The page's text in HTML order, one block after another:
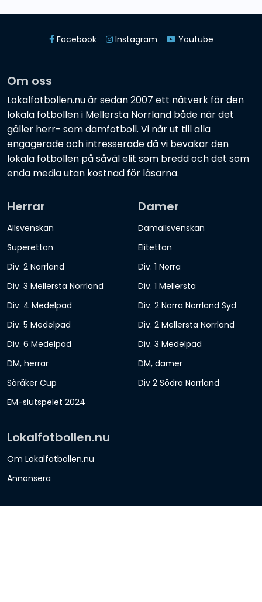
Facebook Instagram Youtube
Om oss
Lokalfotbollen.nu är sedan 2007 ett nätverk för den
lokala fotbollen i Mellersta Norrland både när det
gäller herr- som damfotboll. Vi når ut till alla
engagerade och intresserade då vi bevakar den
lokala fotbollen på såväl elit som bredd och det som
enda media utan kostnad för läsarna.
Herrar
Allsvenskan
Superettan
Div. 2 Norrland
Div. 3 Mellersta Norrland
Div. 4 Medelpad
Div. 5 Medelpad
Div. 6 Medelpad
DM, herrar
Söråker Cup
EM-slutspelet 2024
Damer
Damallsvenskan
Elitettan
Div. 1 Norra
Div. 1 Mellersta
Div. 2 Norra Norrland Syd
Div. 2 Mellersta Norrland
Div. 3 Medelpad
DM, damer
Div 2 Södra Norrland
Lokalfotbollen.nu
Om Lokalfotbollen.nu
Annonsera